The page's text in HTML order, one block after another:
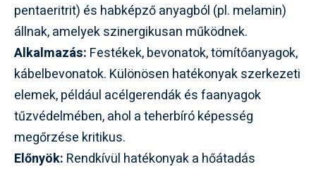
pentaeritrit) és habképző anyagból (pl. melamin)
állnak, amelyek szinergikusan működnek.
Alkalmazás: Festékek, bevonatok, tömítőanyagok,
kábelbevonatok. Különösen hatékonyak szerkezeti
elemek, például acélgerendák és faanyagok
tűzvédelmében, ahol a teherbíró képesség
megőrzése kritikus.
Előnyök: Rendkívül hatékonyak a hőátadás